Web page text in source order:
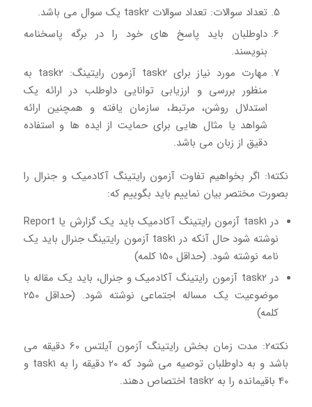
تعداد سوالات: تعداد سوالات task2 یک سوال می باشد.
داوطلبان باید پاسخ های خود را در برگه پاسخنامه
بنویسند.
مهارت مورد نیاز برای task2 آزمون رایتینگ: task2 به
منظور بررسی و ارزیابی توانایی داوطلب در ارائه یک
استدلال روشن، مرتبط، سازمان یافته و همچنین ارائه
شواهد یا مثال هایی برای حمایت از ایده ها و استفاده
دقیق از زبان می باشد.
نکته1: اگر بخواهیم تفاوت آزمون رایتینگ آکادمیک و جنرال را
بصورت مختصر بیان نماییم باید بگوییم که:
در task1 آزمون رایتینگ آکادمیک باید یک گزارش یا Report
نوشته شود حال آنکه در task1 آزمون رایتینگ جنرال باید یک
نامه نوشته شود. (حداقل 150 کلمه)
در task2 آزمون رایتینگ آکادمیک و جنرال، باید یک مقاله با
موضوعیت یک مساله اجتماعی نوشته شود. (حداقل 250
کلمه)
نکته2: مدت زمان بخش رایتینگ آزمون آیلتس 60 دقیقه می
باشد و به داوطلبان توصیه می شود که 20 دقیقه را به task1 و
40 باقیمانده را به task2 اختصاص دهند.